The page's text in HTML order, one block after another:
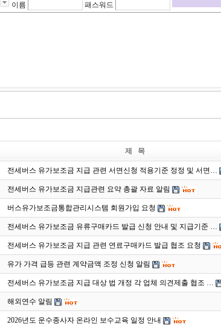
이름 패스워드
제 목
전세버스 유가보조금 지급 관련 서면신청 적용기준 정정 및 서면…
전세버스 유가보조금 지급관련 요약 총괄 자료 알림
버스유가보조금통합관리시스템 회원가입 요청
전세버스 유가보조금 유류구매카드 발급 신청 안내 및 지급기준 …
전세버스 유가보조금 지급 관련 연료구매카드 발급 협조 요청
유가 가격 급등 관련 계약금액 조정 신청 알림
전세버스 유가보조금 지급 대상 법 개정 각 업체 의견제출 협조 …
해외연수 알림
2026년도 운수종사자 온라인 보수교육 일정 안내